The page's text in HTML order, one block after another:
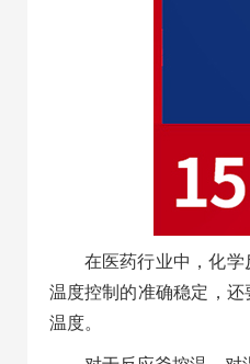
在医药行业中，化
温度控制的准确稳定，
温度。